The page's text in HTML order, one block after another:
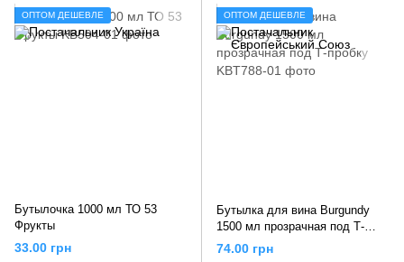
ОПТОМ ДЕШЕВЛЕ
Бутылочка 1000 мл ТО 53
Фрукты
33.00 грн
ОПТОМ ДЕШЕВЛЕ
Бутылка для вина Burgundy
1500 мл прозрачная под Т-
пробку
74.00 грн